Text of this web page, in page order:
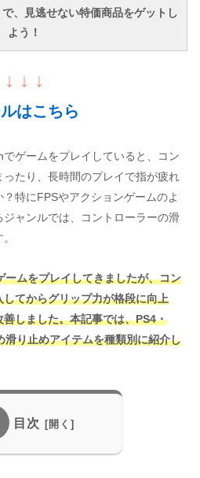
、見逃せない特価商品をゲットし
よう！
↓ ↓ ↓
はこちら
ゲームをプレイしていると、コン
ったり、長時間のプレイで指が疲れ
特にFPSやアクションゲームのよ
ャンルでは、コントローラーの滑
ムをプレイしてきましたが、コン
てからグリップ力が格段に向上
しました。本記事では、PS4・
り止めアイテムを種類別に紹介し
目次